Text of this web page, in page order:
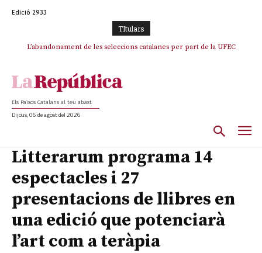
Edició 2933
TItulars
L’abandonament de les seleccions catalanes per part de la UFEC
Els Països Catalans al teu abast
Dijous, 06 de agost del 2026
Litterarum programa 14
espectacles i 27
presentacions de llibres en
una edició que potenciarà
l’art com a teràpia